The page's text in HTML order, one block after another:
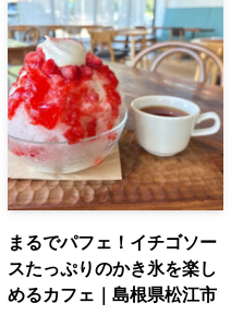
まるでパフェ！イチゴソー
スたっぷりのかき氷を楽し
めるカフェ｜島根県松江市